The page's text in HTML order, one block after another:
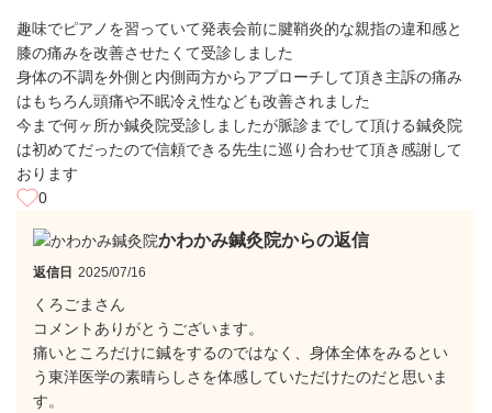
趣味でピアノを習っていて発表会前に腱鞘炎的な親指の違和感と
膝の痛みを改善させたくて受診しました
身体の不調を外側と内側両方からアプローチして頂き主訴の痛み
はもちろん頭痛や不眠冷え性なども改善されました
今まで何ヶ所か鍼灸院受診しましたが脈診までして頂ける鍼灸院
は初めてだったので信頼できる先生に巡り合わせて頂き感謝して
おります
0
かわかみ鍼灸院からの返信
返信日 2025/07/16
くろごまさん
コメントありがとうございます。
痛いところだけに鍼をするのではなく、身体全体をみるとい
う東洋医学の素晴らしさを体感していただけたのだと思いま
す。